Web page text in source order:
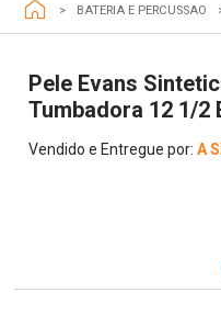
BATERIA E PERCUSSAO
Pele Evans
Tumbadora 12 1/2
Vendido e Entregue por:A